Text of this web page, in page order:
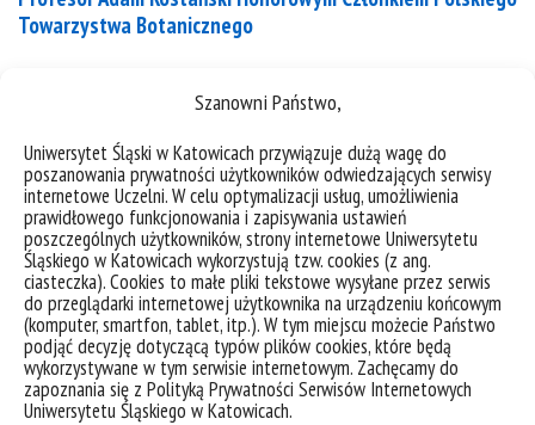
Szanowni Państwo,
Uniwersytet Śląski w Katowicach przywiązuje dużą wagę do
poszanowania prywatności użytkowników odwiedzających serwisy
internetowe Uczelni. W celu optymalizacji usług, umożliwienia
prawidłowego funkcjonowania i zapisywania ustawień
poszczególnych użytkowników, strony internetowe Uniwersytetu
Śląskiego w Katowicach wykorzystują tzw. cookies (z ang.
ciasteczka). Cookies to małe pliki tekstowe wysyłane przez serwis
do przeglądarki internetowej użytkownika na urządzeniu końcowym
(komputer, smartfon, tablet, itp.). W tym miejscu możecie Państwo
podjąć decyzję dotyczącą typów plików cookies, które będą
wykorzystywane w tym serwisie internetowym. Zachęcamy do
zapoznania się z Polityką Prywatności Serwisów Internetowych
Uniwersytetu Śląskiego w Katowicach.
Towarzystwa Botanicznego
Polskiego Towarzystwa Botanicznego ogłoszony
został przez Senat RP – Rokiem Botaniki. W tym roku
właśnie, 100 lat swojej działalności obchodzi Polskie
Towarzystwo Botaniczne, powołane do życia w roku
1922. W trakcie centralnych obchodów Roku
Botaniki i 100-lecia Polskiego Towarzystwa
Botanicznego (28 czerwca b.r.) w Warszawie nasz
pracownik – prof....
kategorie:aktualności osiągnięcia
wiadomości
tagi :botanika członkostwo honorowe polskie towarzystwo botaniczne
rok botaniki
sukcesy
wyróżnienie